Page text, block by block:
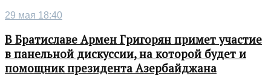
29 мая 18:40
В Братиславе Армен Григорян примет участие
в панельной дискуссии, на которой будет и
помощник президента Азербайджана